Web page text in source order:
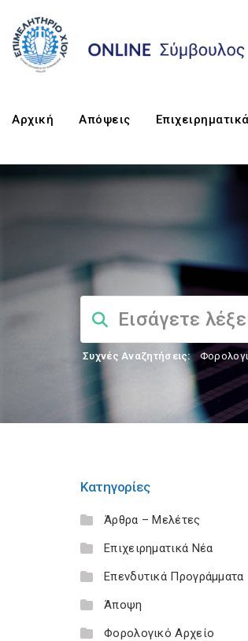
Αρχική Απόψεις
Συχνές Αναζητήσεις:
Κατηγορίες
Άρθρα – Μελέτες
Επιχειρηματικά Νέα
Επενδυτικά Προγράμματα
Άποψη
Φορολογικό Αρχείο